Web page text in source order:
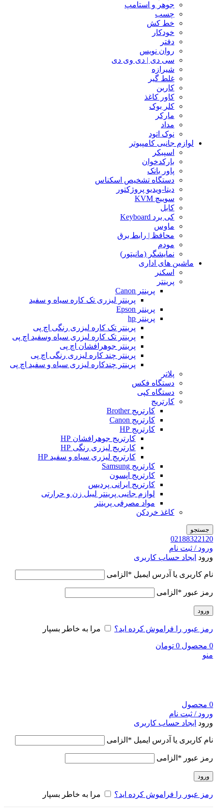
جوهر و استامپ
چسب
خط کش
خودکار
دفتر
روان نویس
سی دی | دی وی دی
شیرازه
غلط گیر
کاربن
کاور کاغذ
کلر بوک
مارکر
مداد
نوک اتود
لوازم جانبی کامپیوتر
اسپیکر
بارکدخوان
پاور بانک
دستگاه تشخیص اسکناس
دیتا-ویدیو پروژکتور
سوییچ KVM
کابل
کی برد Keyboard
ماوس
محافظ | رابط برق
مودم
نمایشگر (مانیتور)
ماشین های اداری
اسکنر
پرینتر
پرینتر Canon
پرینتر لیزری تک کاره سیاه و سفید
پرینتر Epson
پرینتر hp
پرینتر تک کاره لیزری رنگی اچ پی
پرینتر تک کاره لیزری سیاه وسفید اچ پی
پرینتر جوهرافشان اچ پی
پرینتر چند کاره لیزری رنگی اچ پی
پرینتر چندکاره لیزری سیاه و سفید اچ پی
پلاتر
دستگاه فکس
دستگاه کپی
کارتریج
کارتریج Brother
کارتریج Canon
کارتریج HP
کارتریج جوهرافشان HP
کارتریج لیزری رنگی HP
کارتریج لیزری سیاه و سفید HP
کارتریج Samsung
کارتریج اپسون
کارتریج ایرانی پردیس
لوازم جانبی پرینتر لیبل زن و حرارتی
مواد مصرفی پرینتر
کاغذ خردکن
جستجو
02188322120
ورود / ثبت نام
ورود ایجاد حساب کاربری
نام کاربری یا آدرس ایمیل * الزامی
رمز عبور * الزامی
ورود
رمز عبور را فراموش کرده اید؟ مرا به خاطر بسپار
0 محصول 0 تومان
منو
0 محصول
ورود / ثبت نام
ورود ایجاد حساب کاربری
نام کاربری یا آدرس ایمیل * الزامی
رمز عبور * الزامی
ورود
رمز عبور را فراموش کرده اید؟ مرا به خاطر بسپار